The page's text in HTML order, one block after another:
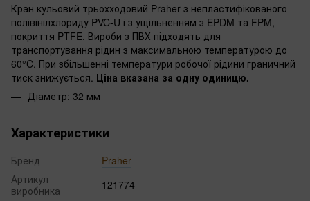
Кран кульовий трьохходовий Praher з непластифікованого
полівінілхлориду PVC-U і з ущільненням з EPDM та FPM,
покриття PTFE. Вироби з ПВХ підходять для
транспортування рідин з максимальною температурою до
60°C. При збільшенні температури робочої рідини граничний
тиск знижується. Ціна вказана за одну одиницю.
Діаметр: 32 мм
Характеристики
Бренд
Praher
Артикул
виробника
121774